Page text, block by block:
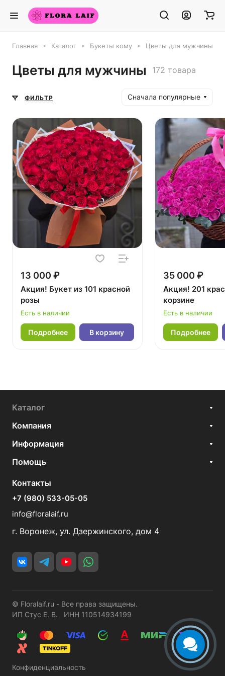
Главная Каталог Букеты кому Цветы для мужчины
Цветы для мужчины 172 товара
ФИЛЬТР Сначала популярные
13 000 ₽
Акция! Букет из 101 красной
розы
Есть в наличии
Подробнее В корзину
35 000 ₽
Акция! 201
корзине
Есть в наличии
Подробнее
Каталог
Компания
Информация
Помощь
Контакты
+7 (980) 533-05-05
info@floralaif.ru
г. Воронеж, ул. Дзержинского, дом 4
© Floralaif.ru - Все права защищены.
ИП Стус Е. В. ИНН 110514934199
Конфиденциальность